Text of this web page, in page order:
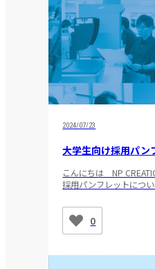
2024/07/23
大学生向け採用パン
こんにちは NP
採用パンフレットにつ
0